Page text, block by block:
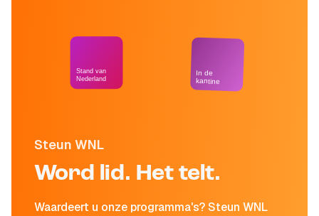
Steun WNL
Word lid. Het telt.
Waardeert u onze programma's? Steun WNL
Stand van
Nederland
In de
kantine